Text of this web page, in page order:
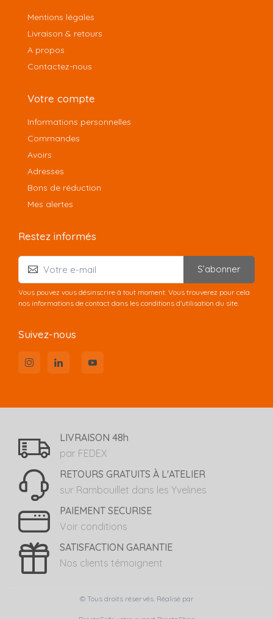
Mentions légales
Livraison & retours
A propos
Contactez-nous
Votre compte
Informations personnelles
Commandes
Avoirs
Adresses
Bons de réduction
Mes alertes
Restez informés
S’abonner
Vous pouvez vous désinscrire à tout moment. Vous trouverez pour cela
nos informations de contact dans les conditions d'utilisation du site.
Suivez-nous
LIVRAISON 48h
par FEDEX
RETOURS GRATUITS À L'ATELIER
sur Rambouillet dans les Yvelines
PAIEMENT SECURISE
Voir conditions
SATISFACTION GARANTIE
Nos clients témoignent
© Tous droits réservés. Réalisé par